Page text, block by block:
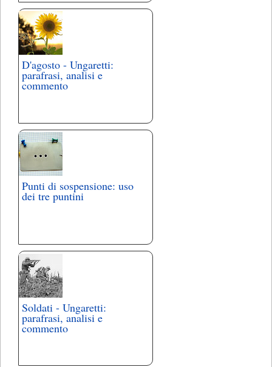
D'agosto - Ungaretti:
parafrasi, analisi e
commento
Punti di sospensione: uso
dei tre puntini
Soldati - Ungaretti:
parafrasi, analisi e
commento